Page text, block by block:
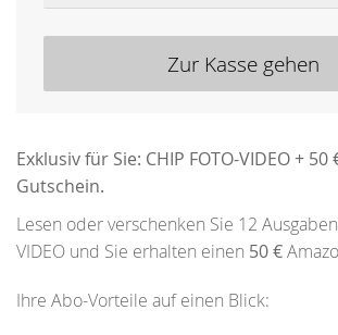
Zur Kasse gehen
Exklusiv für Sie: CHIP FOTO-VIDEO + 50
Gutschein.
Lesen oder verschenken Sie 12
VIDEO und Sie erhalten einen 50 €
Ihre Abo-Vorteile auf einen Blick: